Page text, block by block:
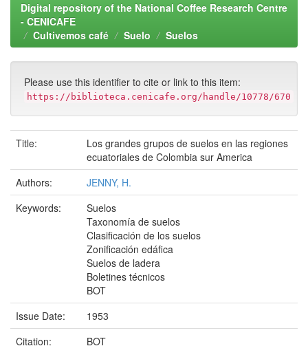
Digital repository of the National Coffee Research Centre
- CENICAFE
Cultivemos café
Suelo Suelos
Please use this identifier to cite or link to this item:
https://biblioteca.cenicafe.org/handle/10778/670
Title:
Los grandes grupos de suelos en las regiones
ecuatoriales de Colombia sur America
Authors:
JENNY, H.
Keywords:
Suelos
Taxonomía de suelos
Clasificación de los suelos
Zonificación edáfica
Suelos de ladera
Boletines técnicos
BOT
Issue Date:
1953
Citation:
BOT